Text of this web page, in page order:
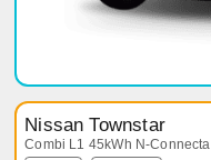
Nissan Townstar
Combi L1 45kWh N-Connecta